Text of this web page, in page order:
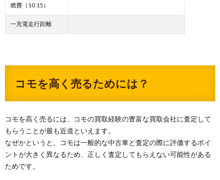
燃費（10.15）
一充電走行距離
コモを高く売るためには？
コモを高く売るには、コモの買取経験の豊富な買取会社に査定して
もらうことが最も近道といえます。
なぜかというと、コモは一般的な中古車と査定の際に評価するポイ
ントが大きく異なるため、正しく査定してもらえない可能性がある
ためです。